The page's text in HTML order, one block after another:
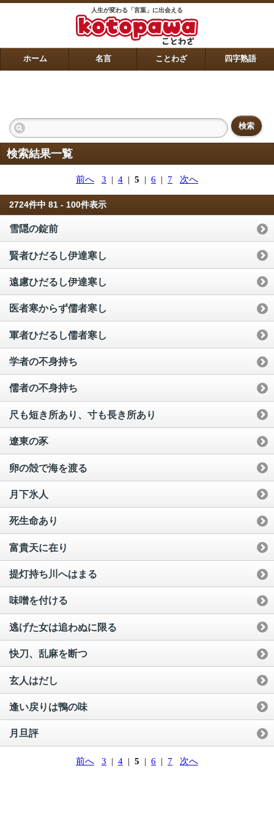
人生が変わる「言葉」に出会える
ホーム 名言 ことわざ 四字熟語
検索
検索結果一覧
前へ 3 | 4 | 5 | 6 | 7 次へ
2724件中 81 - 100件表示
雪隠の錠前
賢者ひだるし伊達寒し
遠慮ひだるし伊達寒し
医者寒からず儒者寒し
軍者ひだるし儒者寒し
学者の不身持ち
儒者の不身持ち
尺も短き所あり、寸も長き所あり
遼東の豕
卵の殻で海を渡る
月下氷人
死生命あり
富貴天に在り
提灯持ち川へはまる
味噌を付ける
逃げた女は追わぬに限る
快刀、乱麻を断つ
玄人はだし
逢い戻りは鴨の味
月旦評
前へ 3 | 4 | 5 | 6 | 7 次へ